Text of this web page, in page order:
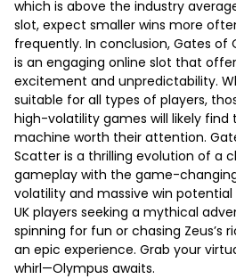
which is above the industry
slot, expect smaller wins more
frequently. In conclusion, Gates of
is an engaging online slot that
excitement and unpredictability.
suitable for all types of players,
high-volatility games will likely
machine worth their attention.
Scatter is a thrilling evolution of a
gameplay with the game-
volatility and massive win
UK players seeking a mythical
spinning for fun or chasing Zeus’s
an epic experience. Grab your
whirl—Olympus awaits.